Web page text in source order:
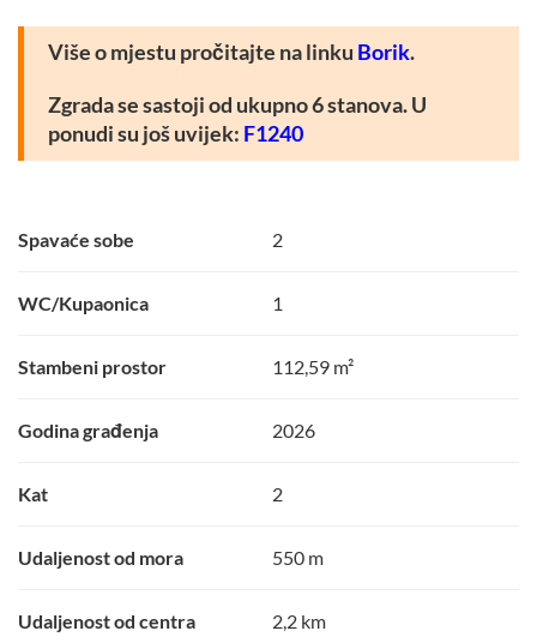
Više o mjestu pročitajte na linku Borik.
Zgrada se sastoji od ukupno 6 stanova. U
ponudi su još uvijek: F1240
Spavaće sobe 2
WC/Kupaonica 1
Stambeni prostor 112,59 m²
Godina građenja 2026
Kat 2
Udaljenost od mora 550 m
Udaljenost od centra 2,2 km